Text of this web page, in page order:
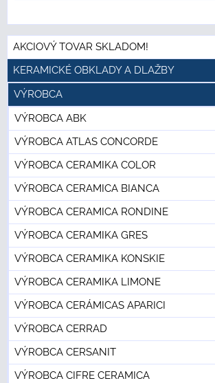
AKCIOVÝ TOVAR SKLADOM!
KERAMICKÉ OBKLADY A DLAŽBY
VÝROBCA
VÝROBCA ABK
VÝROBCA ATLAS CONCORDE
VÝROBCA CERAMIKA COLOR
VÝROBCA CERAMICA BIANCA
VÝROBCA CERAMICA RONDINE
VÝROBCA CERAMIKA GRES
VÝROBCA CERAMIKA KONSKIE
VÝROBCA CERAMIKA LIMONE
VÝROBCA CERÁMICAS APARICI
VÝROBCA CERRAD
VÝROBCA CERSANIT
VÝROBCA CIFRE CERAMICA